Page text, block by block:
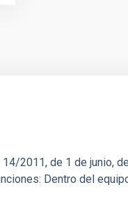
2011, de 1 de junio,
Dentro del